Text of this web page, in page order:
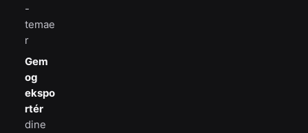
-
temae
r
Gem
og
ekspo
rtér
dine